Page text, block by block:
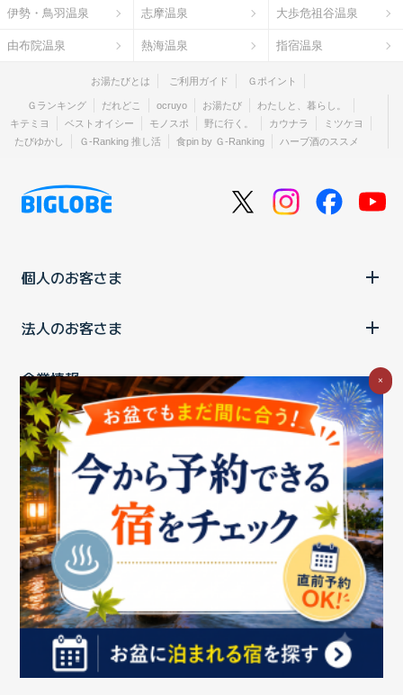
伊勢・鳥羽温泉 志摩温泉 大歩危祖谷温泉
由布院温泉 熱海温泉 指宿温泉
お湯たびとは ご利用ガイド Ｇポイント
Ｇランキング だれどこ ocruyo お湯たび
わたしと、暮らし。
キテミヨ
ベストオイシー モノスポ 野に行く。 カウナラ
ミツケヨ
たびゆかし
Ｇ-Ranking 推し活 食pin by Ｇ-Ranking ハーブ酒のススメ
個人のお客さま
法人のお客さま
企業情報
ご利用中の方
お問い合わせ消費税の表示 ウェブアクセシビリティの取り組み
個人情報保護ポリシープライバシーポータル
Cookieポリシー
特定商取引法に基づく表記情報セキュリティ基本方針
商標についてBIGLOBEトップ
Copyright ©BIGLOBE Inc. 2026.All rights reserved.
×